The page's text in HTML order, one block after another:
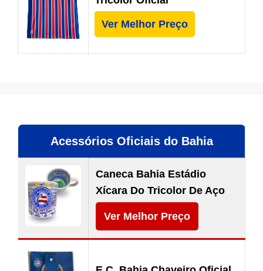
Ver Melhor Preço
Acessórios Oficiais do Bahia
Caneca Bahia Estádio
Xícara Do Tricolor De Aço
Ver Melhor Preço